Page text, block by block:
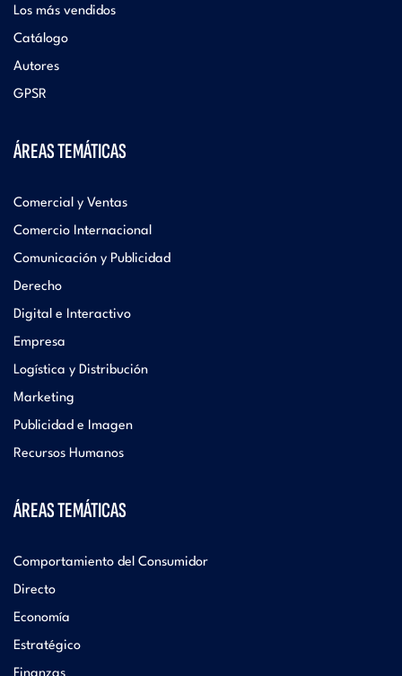
Los más vendidos
Catálogo
Autores
GPSR
ÁREAS TEMÁTICAS
Comercial y Ventas
Comercio Internacional
Comunicación y Publicidad
Derecho
Digital e Interactivo
Empresa
Logística y Distribución
Marketing
Publicidad e Imagen
Recursos Humanos
ÁREAS TEMÁTICAS
Comportamiento del Consumidor
Directo
Economía
Estratégico